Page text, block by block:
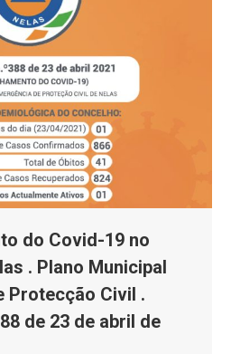
do Covid-19 no
. Plano Municipal
Protecção Civil .
de 23 de abril de